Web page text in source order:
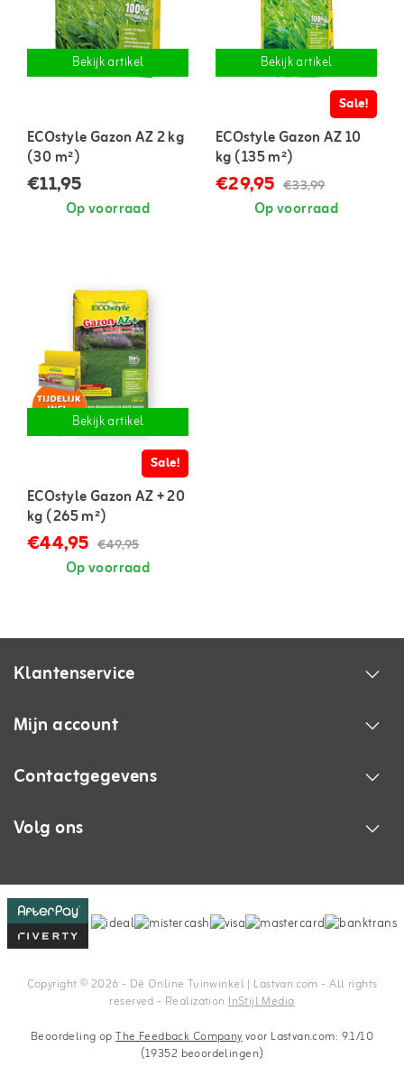
Bekijk artikel
ECOstyle Gazon AZ 2 kg
(30 m²)
€11,95
Op voorraad
Bekijk artikel
Sale!
ECOstyle Gazon AZ 10
kg (135 m²)
€29,95 €33,99
Op voorraad
Bekijk artikel
Sale!
ECOstyle Gazon AZ + 20
kg (265 m²)
€44,95 €49,95
Op voorraad
Klantenservice
Mijn account
Contactgegevens
Volg ons
Copyright © 2026 - Dé Online Tuinwinkel | Lastvan.com‎ - All rights
reserved - RealizationInStijl Media
Beoordeling opThe Feedback Companyvoor Lastvan.com: 9.1/10
(19352 beoordelingen)